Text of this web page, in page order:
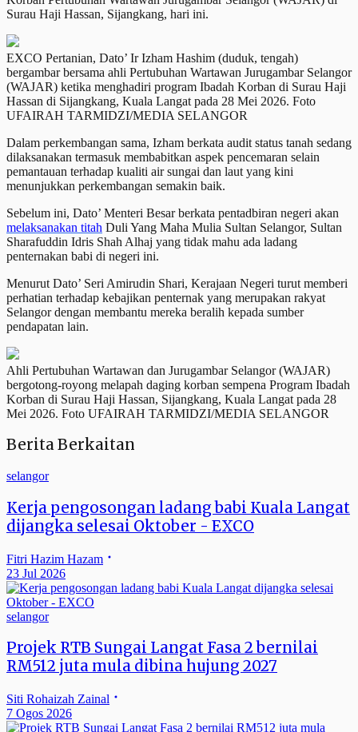
Surau Haji Hassan, Sijangkang, hari ini.
EXCO Pertanian, Dato’ Ir Izham Hashim (duduk, tengah)
bergambar bersama ahli Pertubuhan Wartawan Jurugambar Selangor
(WAJAR) ketika menghadiri program Ibadah Korban di Surau Haji
Hassan di Sijangkang, Kuala Langat pada 28 Mei 2026. Foto
UFAIRAH TARMIDZI/MEDIA SELANGOR
Dalam perkembangan sama, Izham berkata audit status tanah sedang
dilaksanakan termasuk membabitkan aspek pencemaran selain
pemantauan terhadap kualiti air sungai dan laut yang kini
menunjukkan perkembangan semakin baik.
Sebelum ini, Dato’ Menteri Besar berkata pentadbiran negeri akan
melaksanakan titah Duli Yang Maha Mulia Sultan Selangor, Sultan
Sharafuddin Idris Shah Alhaj yang tidak mahu ada ladang
penternakan babi di negeri ini.
Menurut Dato’ Seri Amirudin Shari, Kerajaan Negeri turut memberi
perhatian terhadap kebajikan penternak yang merupakan rakyat
Selangor dengan membantu mereka beralih kepada sumber
pendapatan lain.
Ahli Pertubuhan Wartawan dan Jurugambar Selangor (WAJAR)
bergotong-royong melapah daging korban sempena Program Ibadah
Korban di Surau Haji Hassan, Sijangkang, Kuala Langat pada 28
Mei 2026. Foto UFAIRAH TARMIDZI/MEDIA SELANGOR
Berita Berkaitan
selangor
Kerja pengosongan ladang babi Kuala Langat
dijangka selesai Oktober - EXCO
Fitri Hazim Hazam
23 Jul 2026
selangor
Projek RTB Sungai Langat Fasa 2 bernilai
RM512 juta mula dibina hujung 2027
Siti Rohaizah Zainal
7 Ogos 2026